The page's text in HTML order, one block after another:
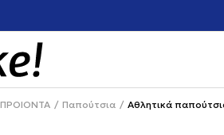
εγγραφή και κέρδισε -10% στην πρώτη σου
ΠΡΟΙΟΝΤΑ Παπούτσια Αθλητικά